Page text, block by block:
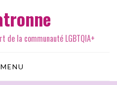
de la communauté LGBTQIA+
MENU